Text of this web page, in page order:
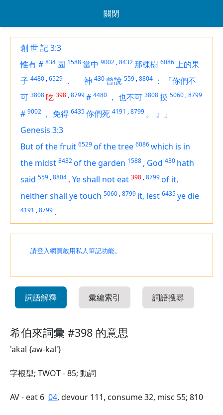
關閉
創 世 記 3:3
惟有# 834 園 1588當中 9002 ,8432那棵樹 6086上的果
子 4480 ,6529 ， 神 430 曾說 559 ,8804 ：
『你們不
可 3808吃 398 ,8799# 4480 ， 也不可 3808摸 5060 ,8799
# 9002 ， 免得 6435你們死 4191 ,8799 。
』」
Genesis 3:3
But of the fruit 6529of the tree 6086which is in
the midst 8432of the garden 1588 , God 430 hath
said 559 ,8804 , Ye shall not eat 398 ,8799of it,
neither shall ye touch 5060 ,8799 it, lest 6435ye die
4191 ,8799 .
請登入網頁啟用私人筆記功能。
詞語解釋 彙編索引 詞語搜尋
希伯來詞彙 #398 的意思
'akal {aw-kal'}
字根型; TWOT - 85; 動詞
AV - eat 6 04, devour 111, consume 32, misc 55; 810